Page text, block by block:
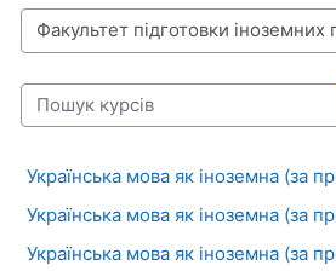
Категорії курсів
Пошук курсів
Українська мова як іноземна (за
Українська мова як іноземна (за
Українська мова як іноземна (за